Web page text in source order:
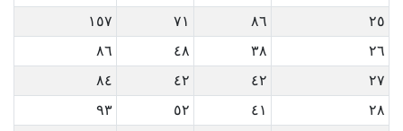
٢٥
٨٦ ٧١
١٥٧
٢٦
٣٨ ٤٨
٨٦
٢٧
٤٢ ٤٢
٨٤
٢٨
٤١ ٥٢
٩٣